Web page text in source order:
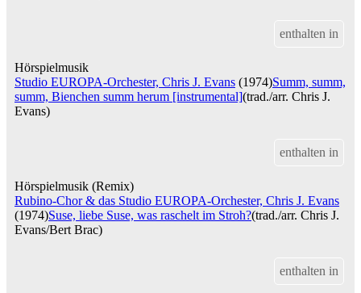
enthalten in
Hörspielmusik
Studio EUROPA-Orchester, Chris J. Evans (1974)Summ, summ,
summ, Bienchen summ herum [instrumental](trad./arr. Chris J.
Evans)
enthalten in
Hörspielmusik (Remix)
Rubino-Chor & das Studio EUROPA-Orchester, Chris J. Evans
(1974)Suse, liebe Suse, was raschelt im Stroh?(trad./arr. Chris J.
Evans/Bert Brac)
enthalten in